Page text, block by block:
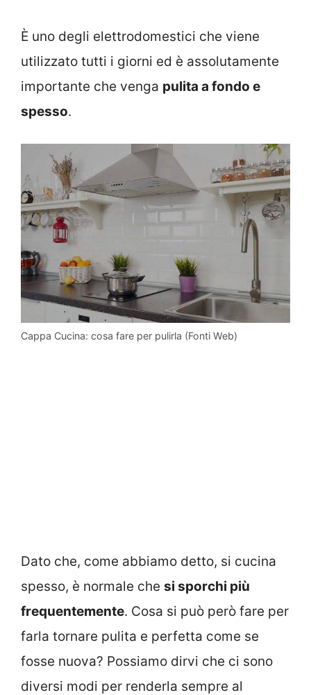
È uno degli elettrodomestici che viene
utilizzato tutti i giorni ed è assolutamente
importante che venga pulita a fondo e
spesso.
Cappa Cucina: cosa fare per pulirla (Fonti Web)
Dato che, come abbiamo detto, si cucina
spesso, è normale che si sporchi più
frequentemente. Cosa si può però fare per
farla tornare pulita e perfetta come se
fosse nuova? Possiamo dirvi che ci sono
diversi modi per renderla sempre al